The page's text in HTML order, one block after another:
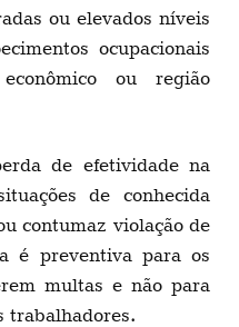
ou elevados níveis
ocupacionais
ou região
de efetividade na
de conhecida
contumaz violação de
é preventiva para os
multas e não para
trabalhadores.